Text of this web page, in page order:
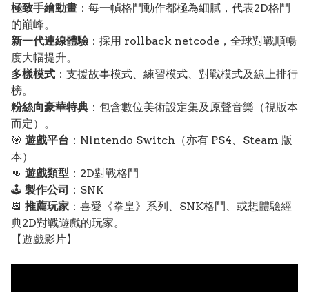
極致手繪動畫 ：每一幀格鬥動作都極為細膩，代表2D格鬥
的巔峰。
新一代連線體驗 ：採用 rollback netcode，全球對戰順暢
度大幅提升。
多樣模式 ：支援故事模式、練習模式、對戰模式及線上排行
榜。
粉絲向豪華特典 ：包含數位美術設定集及原聲音樂（視版本
而定）。
🎯 遊戲平台 ：Nintendo Switch（亦有 PS4、Steam 版
本）
👊 遊戲類型 ：2D對戰格鬥
🕹️ 製作公司 ：SNK
📆 推薦玩家 ：喜愛《拳皇》系列、SNK格鬥、或想體驗經
典2D對戰遊戲的玩家。
【遊戲影片】